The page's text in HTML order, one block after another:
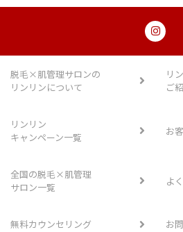
脱毛×肌管理サロンの
リンリンについて
リ
ご
リンリン
キャンペーン一覧
お
全国の脱毛×肌管理
サロン一覧
よ
無料カウンセリング お